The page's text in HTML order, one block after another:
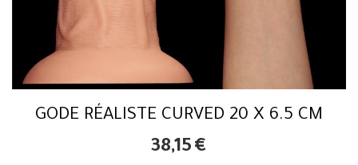
GODE RÉALISTE CURVED 20 X 6.5 CM
38,15 €